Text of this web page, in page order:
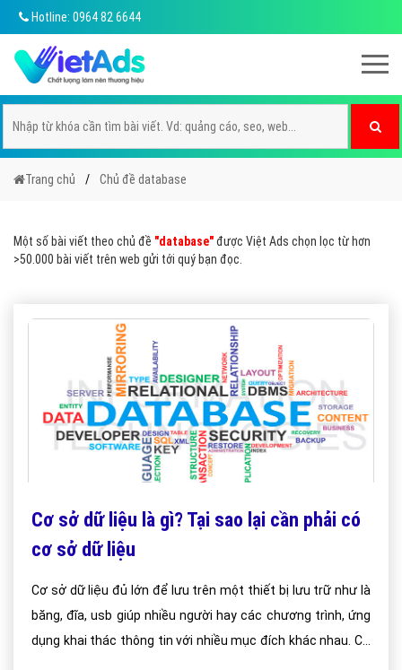
Hotline: 0964 82 6644
Trang chủ Chủ đề database
Một số bài viết theo chủ đề "database"được Việt Ads chọn lọc từ hơn
>50.000 bài viết trên web gửi tới quý bạn đọc.
Cơ sở dữ liệu là gì? Tại sao lại cần phải có
cơ sở dữ liệu
Cơ sở dữ liệu đủ lớn để lưu trên một thiết bị lưu trữ như là
băng, đĩa, usb giúp nhiều người hay các chương trình, ứng
dụng khai thác thông tin với nhiều mục đích khác nhau. Cơ